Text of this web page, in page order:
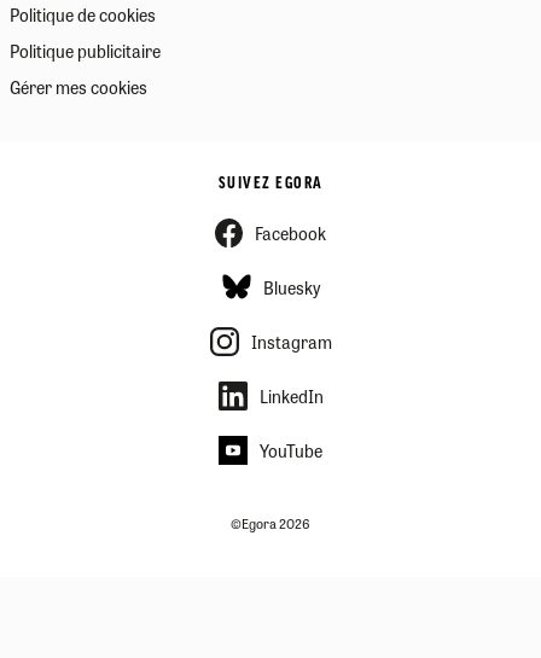
Politique de cookies
Politique publicitaire
Gérer mes cookies
SUIVEZ EGORA
Facebook
Bluesky
Instagram
LinkedIn
YouTube
©Egora 2026